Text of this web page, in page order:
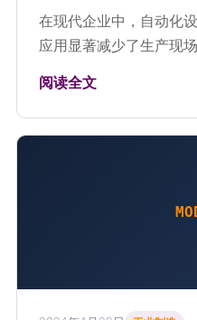
在现代企业中，自动化
应用显著减少了生产现
阅读全文